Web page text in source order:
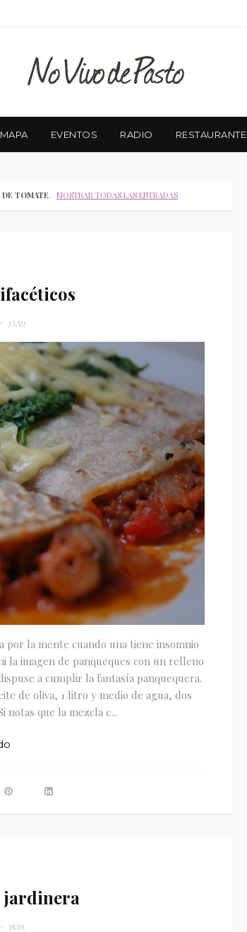
MAPA EVENTOS RADIO RESTAURANTE
DE TOMATE. MOSTRAR TODAS LAS ENTRADAS
13:50
por la mente cuando una tiene insomnio
la imagen de panqueques con un relleno
a cumplir la fantasía panquequera.
de oliva, 1 litro y medio de agua, dos
notas que la mezcla e...
jardinera
15:59